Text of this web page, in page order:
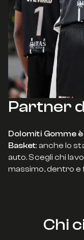
Partner
Dolomiti Gomme
Basket: anche lo
auto. Scegli chi
massimo, dentro e
Chi